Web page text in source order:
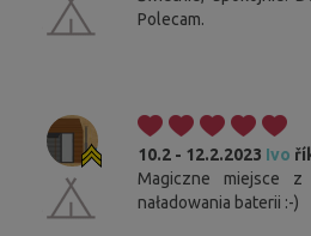
Polecam.
10.2 - 12.2.2023 Ivo
Magiczne miejsce
naładowania baterii :-)